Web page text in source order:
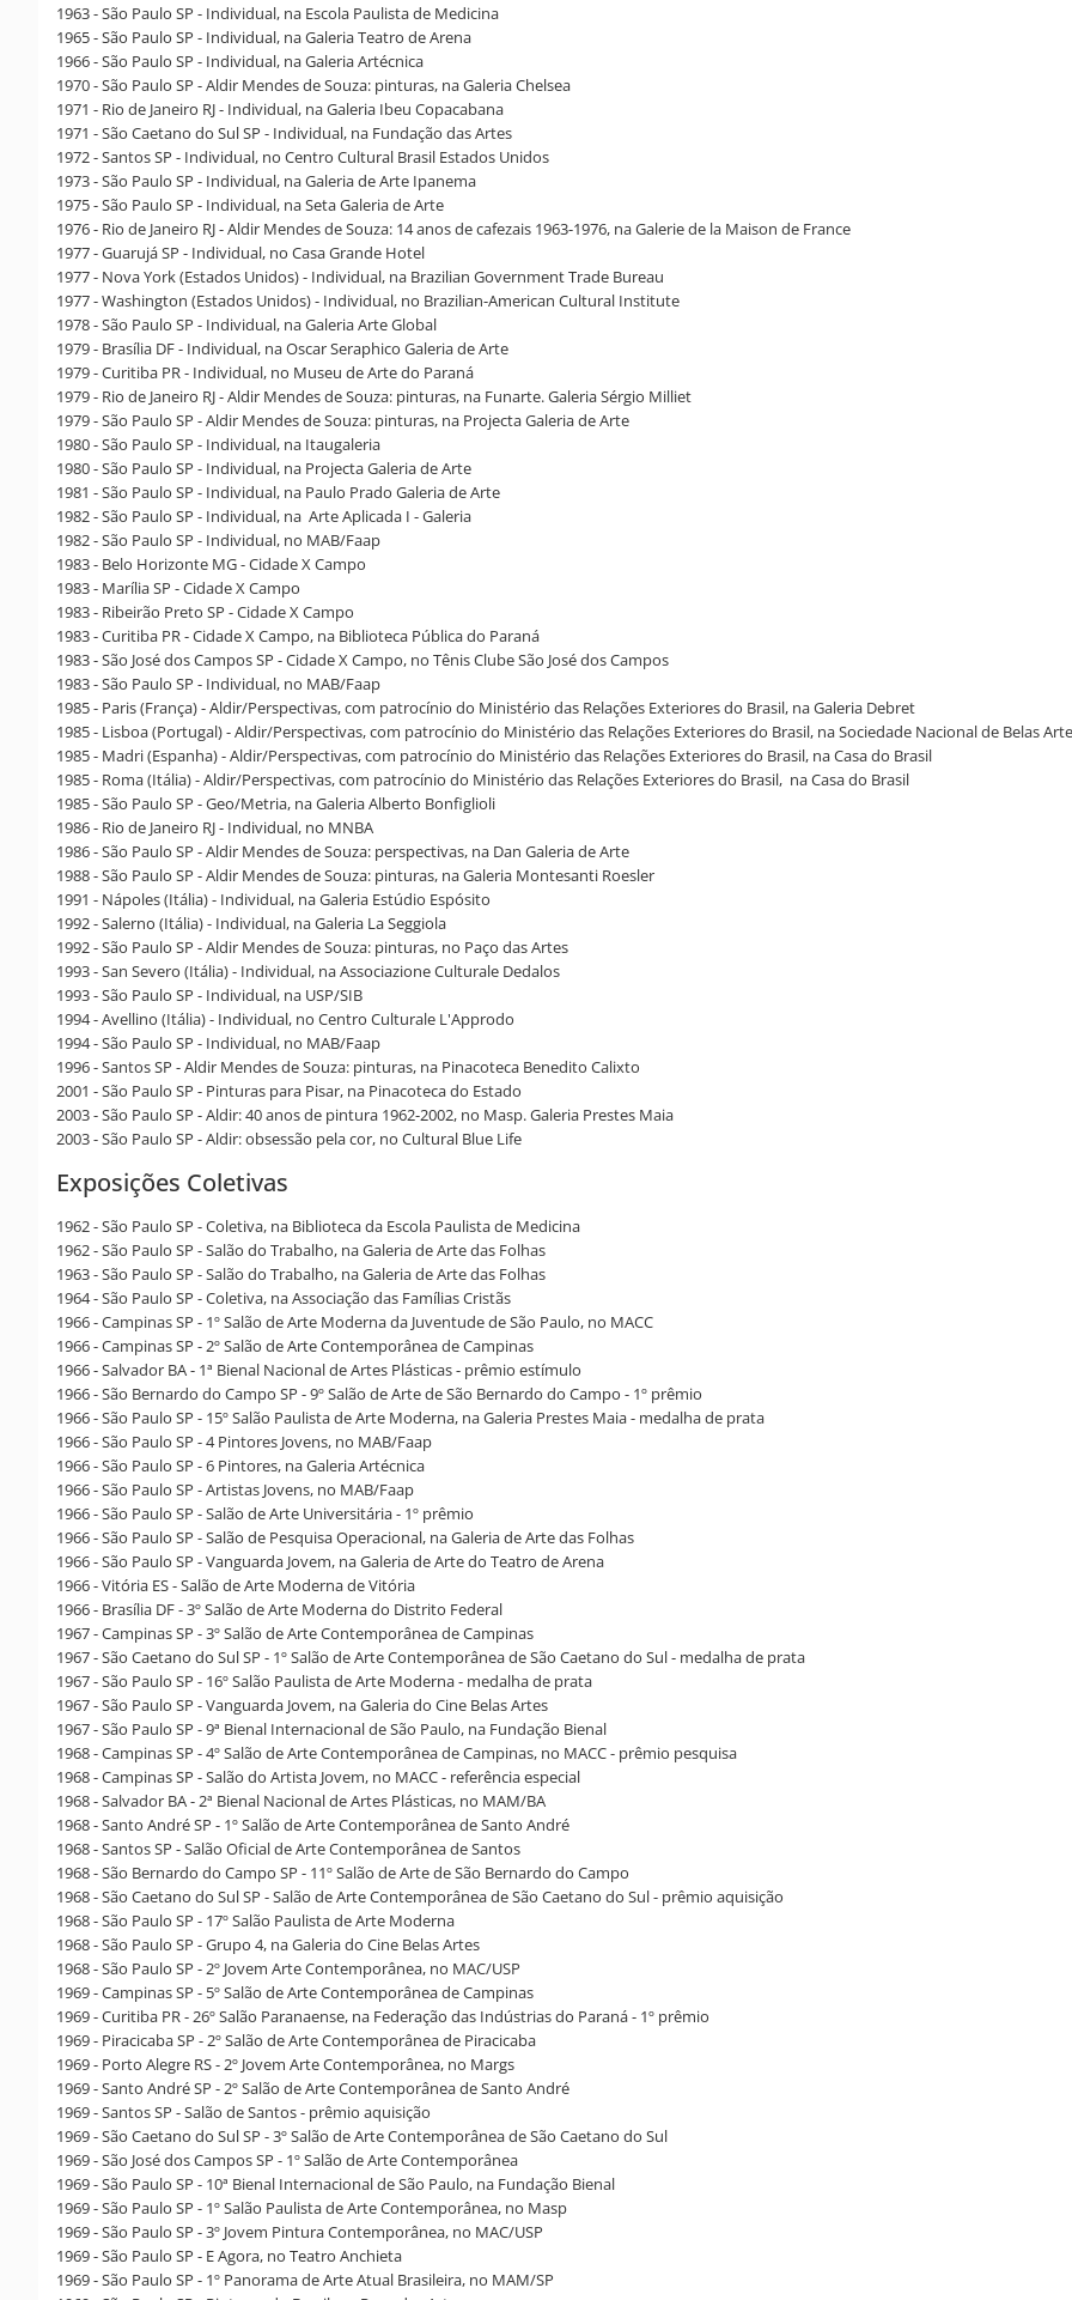
1963 - São Paulo SP - Individual, na Escola Paulista de Medicina
1965 - São Paulo SP - Individual, na Galeria Teatro de Arena
1966 - São Paulo SP - Individual, na Galeria Artécnica
1970 - São Paulo SP - Aldir Mendes de Souza: pinturas, na Galeria Chelsea
1971 - Rio de Janeiro RJ - Individual, na Galeria Ibeu Copacabana
1971 - São Caetano do Sul SP - Individual, na Fundação das Artes
1972 - Santos SP - Individual, no Centro Cultural Brasil Estados Unidos
1973 - São Paulo SP - Individual, na Galeria de Arte Ipanema
1975 - São Paulo SP - Individual, na Seta Galeria de Arte
1976 - Rio de Janeiro RJ - Aldir Mendes de Souza: 14 anos de cafezais 1963-1976, na Galerie de la Maison de France
1977 - Guarujá SP - Individual, no Casa Grande Hotel
1977 - Nova York (Estados Unidos) - Individual, na Brazilian Government Trade Bureau
1977 - Washington (Estados Unidos) - Individual, no Brazilian-American Cultural Institute
1978 - São Paulo SP - Individual, na Galeria Arte Global
1979 - Brasília DF - Individual, na Oscar Seraphico Galeria de Arte
1979 - Curitiba PR - Individual, no Museu de Arte do Paraná
1979 - Rio de Janeiro RJ - Aldir Mendes de Souza: pinturas, na Funarte. Galeria Sérgio Milliet
1979 - São Paulo SP - Aldir Mendes de Souza: pinturas, na Projecta Galeria de Arte
1980 - São Paulo SP - Individual, na Itaugaleria
1980 - São Paulo SP - Individual, na Projecta Galeria de Arte
1981 - São Paulo SP - Individual, na Paulo Prado Galeria de Arte
1982 - São Paulo SP - Individual, na Arte Aplicada I - Galeria
1982 - São Paulo SP - Individual, no MAB/Faap
1983 - Belo Horizonte MG - Cidade X Campo
1983 - Marília SP - Cidade X Campo
1983 - Ribeirão Preto SP - Cidade X Campo
1983 - Curitiba PR - Cidade X Campo, na Biblioteca Pública do Paraná
1983 - São José dos Campos SP - Cidade X Campo, no Tênis Clube São José dos Campos
1983 - São Paulo SP - Individual, no MAB/Faap
1985 - Paris (França) - Aldir/Perspectivas, com patrocínio do Ministério das Relações Exteriores do Brasil, na Galeria Debret
1985 - Lisboa (Portugal) - Aldir/Perspectivas, com patrocínio do Ministério das Relações Exteriores do Brasil, na Sociedade Nacional de Belas
1985 - Madri (Espanha) - Aldir/Perspectivas, com patrocínio do Ministério das Relações Exteriores do Brasil, na Casa do Brasil
1985 - Roma (Itália) - Aldir/Perspectivas, com patrocínio do Ministério das Relações Exteriores do Brasil, na Casa do Brasil
1985 - São Paulo SP - Geo/Metria, na Galeria Alberto Bonfiglioli
1986 - Rio de Janeiro RJ - Individual, no MNBA
1986 - São Paulo SP - Aldir Mendes de Souza: perspectivas, na Dan Galeria de Arte
1988 - São Paulo SP - Aldir Mendes de Souza: pinturas, na Galeria Montesanti Roesler
1991 - Nápoles (Itália) - Individual, na Galeria Estúdio Espósito
1992 - Salerno (Itália) - Individual, na Galeria La Seggiola
1992 - São Paulo SP - Aldir Mendes de Souza: pinturas, no Paço das Artes
1993 - San Severo (Itália) - Individual, na Associazione Culturale Dedalos
1993 - São Paulo SP - Individual, na USP/SIB
1994 - Avellino (Itália) - Individual, no Centro Culturale L'Approdo
1994 - São Paulo SP - Individual, no MAB/Faap
1996 - Santos SP - Aldir Mendes de Souza: pinturas, na Pinacoteca Benedito Calixto
2001 - São Paulo SP - Pinturas para Pisar, na Pinacoteca do Estado
2003 - São Paulo SP - Aldir: 40 anos de pintura 1962-2002, no Masp. Galeria Prestes Maia
2003 - São Paulo SP - Aldir: obsessão pela cor, no Cultural Blue Life
Exposições Coletivas
1962 - São Paulo SP - Coletiva, na Biblioteca da Escola Paulista de Medicina
1962 - São Paulo SP - Salão do Trabalho, na Galeria de Arte das Folhas
1963 - São Paulo SP - Salão do Trabalho, na Galeria de Arte das Folhas
1964 - São Paulo SP - Coletiva, na Associação das Famílias Cristãs
1966 - Campinas SP - 1º Salão de Arte Moderna da Juventude de São Paulo, no MACC
1966 - Campinas SP - 2º Salão de Arte Contemporânea de Campinas
1966 - Salvador BA - 1ª Bienal Nacional de Artes Plásticas - prêmio estímulo
1966 - São Bernardo do Campo SP - 9º Salão de Arte de São Bernardo do Campo - 1º prêmio
1966 - São Paulo SP - 15º Salão Paulista de Arte Moderna, na Galeria Prestes Maia - medalha de prata
1966 - São Paulo SP - 4 Pintores Jovens, no MAB/Faap
1966 - São Paulo SP - 6 Pintores, na Galeria Artécnica
1966 - São Paulo SP - Artistas Jovens, no MAB/Faap
1966 - São Paulo SP - Salão de Arte Universitária - 1º prêmio
1966 - São Paulo SP - Salão de Pesquisa Operacional, na Galeria de Arte das Folhas
1966 - São Paulo SP - Vanguarda Jovem, na Galeria de Arte do Teatro de Arena
1966 - Vitória ES - Salão de Arte Moderna de Vitória
1966 - Brasília DF - 3º Salão de Arte Moderna do Distrito Federal
1967 - Campinas SP - 3º Salão de Arte Contemporânea de Campinas
1967 - São Caetano do Sul SP - 1º Salão de Arte Contemporânea de São Caetano do Sul - medalha de prata
1967 - São Paulo SP - 16º Salão Paulista de Arte Moderna - medalha de prata
1967 - São Paulo SP - Vanguarda Jovem, na Galeria do Cine Belas Artes
1967 - São Paulo SP - 9ª Bienal Internacional de São Paulo, na Fundação Bienal
1968 - Campinas SP - 4º Salão de Arte Contemporânea de Campinas, no MACC - prêmio pesquisa
1968 - Campinas SP - Salão do Artista Jovem, no MACC - referência especial
1968 - Salvador BA - 2ª Bienal Nacional de Artes Plásticas, no MAM/BA
1968 - Santo André SP - 1º Salão de Arte Contemporânea de Santo André
1968 - Santos SP - Salão Oficial de Arte Contemporânea de Santos
1968 - São Bernardo do Campo SP - 11º Salão de Arte de São Bernardo do Campo
1968 - São Caetano do Sul SP - Salão de Arte Contemporânea de São Caetano do Sul - prêmio aquisição
1968 - São Paulo SP - 17º Salão Paulista de Arte Moderna
1968 - São Paulo SP - Grupo 4, na Galeria do Cine Belas Artes
1968 - São Paulo SP - 2º Jovem Arte Contemporânea, no MAC/USP
1969 - Campinas SP - 5º Salão de Arte Contemporânea de Campinas
1969 - Curitiba PR - 26º Salão Paranaense, na Federação das Indústrias do Paraná - 1º prêmio
1969 - Piracicaba SP - 2º Salão de Arte Contemporânea de Piracicaba
1969 - Porto Alegre RS - 2º Jovem Arte Contemporânea, no Margs
1969 - Santo André SP - 2º Salão de Arte Contemporânea de Santo André
1969 - Santos SP - Salão de Santos - prêmio aquisição
1969 - São Caetano do Sul SP - 3º Salão de Arte Contemporânea de São Caetano do Sul
1969 - São José dos Campos SP - 1º Salão de Arte Contemporânea
1969 - São Paulo SP - 10ª Bienal Internacional de São Paulo, na Fundação Bienal
1969 - São Paulo SP - 1º Salão Paulista de Arte Contemporânea, no Masp
1969 - São Paulo SP - 3º Jovem Pintura Contemporânea, no MAC/USP
1969 - São Paulo SP - E Agora, no Teatro Anchieta
1969 - São Paulo SP - 1º Panorama de Arte Atual Brasileira, no MAM/SP